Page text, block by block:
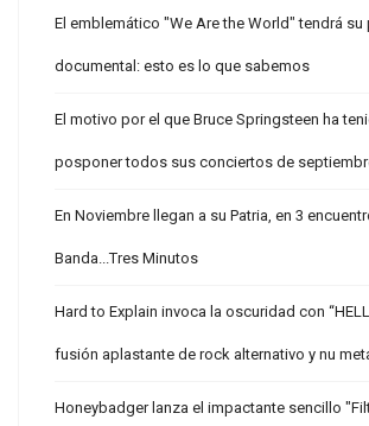
El emblemático "We Are the World" tendrá su
documental: esto es lo que sabemos
El motivo por el que Bruce Springsteen ha
posponer todos sus conciertos de
En Noviembre llegan a su Patria, en 3
Banda...Tres Minutos
Hard to Explain invoca la oscuridad con “HELL
fusión aplastante de rock alternativo y nu
Honeybadger lanza el impactante sencillo